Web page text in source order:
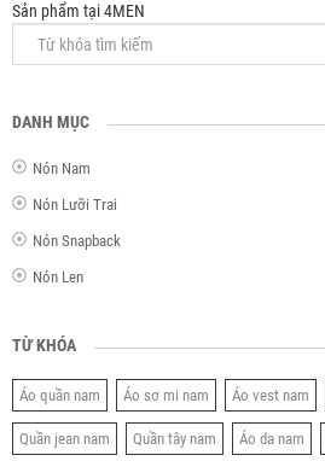
Sản phẩm tại 4MEN
DANH MỤC
Nón Nam
Nón Lưỡi Trai
Nón Snapback
Nón Len
TỪ KHÓA
Áo quần nam Áo sơ mi nam Áo vest nam
Quần jean nam Quần tây nam Áo da nam